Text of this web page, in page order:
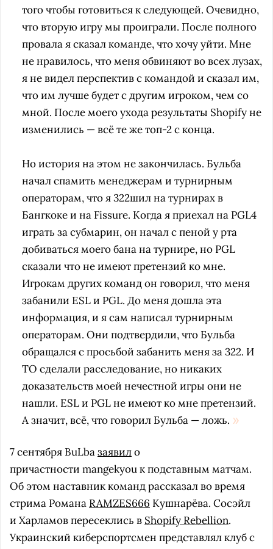
того чтобы готовиться к следующей. Очевидно,
что вторую игру мы проиграли. После полного
провала я сказал команде, что хочу уйти. Мне
не нравилось, что меня обвиняют во всех лузах,
я не видел перспектив с командой и сказал им,
что им лучше будет с другим игроком, чем со
мной. После моего ухода результаты Shopify не
изменились — всё те же топ-2 с конца.
Но история на этом не закончилась. Бульба
начал спамить менеджерам и турнирным
операторам, что я 322шил на турнирах в
Бангкоке и на Fissure. Когда я приехал на PGL4
играть за субмарин, он начал с пеной у рта
добиваться моего бана на турнире, но PGL
сказали что не имеют претензий ко мне.
Игрокам других команд он говорил, что меня
забанили ESL и PGL. До меня дошла эта
информация, и я сам написал турнирным
операторам. Они подтвердили, что Бульба
обращался с просьбой забанить меня за 322. И
ТО сделали расследование, но никаких
доказательств моей нечестной игры они не
нашли. ESL и PGL не имеют ко мне претензий.
А значит, всё, что говорил Бульба — ложь.
7 сентября BuLbaзаявило
причастности mangekyou к подставным матчам.
Об этом наставник команд рассказал во время
стрима Романа RAMZES666 Кушнарёва. Сосэйл
и Харламов пересеклись в Shopify Rebellion.
Украинский киберспортсмен представлял клуб с